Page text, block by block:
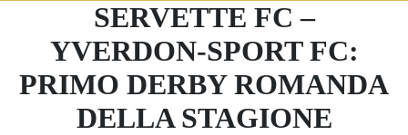
SERVETTE FC –
YVERDON-SPORT FC:
PRIMO DERBY ROMANDA
DELLA STAGIONE